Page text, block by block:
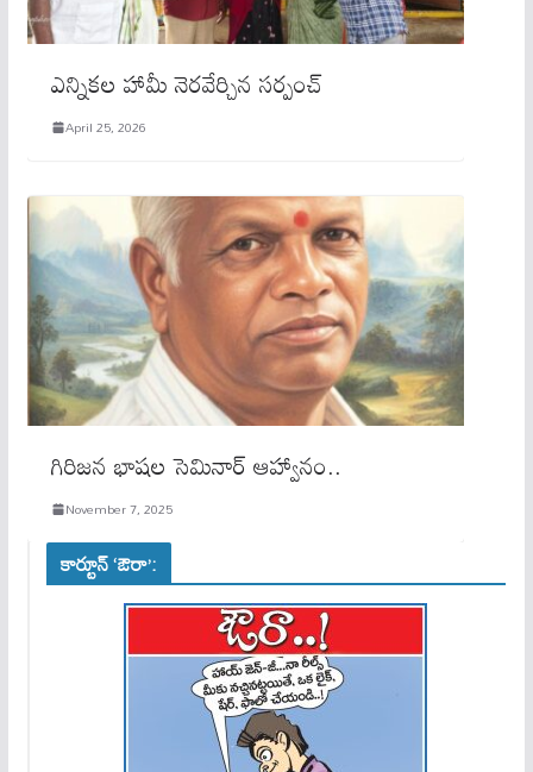
ఎన్నికల హామీ నెరవేర్చిన సర్పంచ్
April 25, 2026
గిరిజన భాషల సెమినార్ ఆహ్వానం..
November 7, 2025
కార్టూన్ ‘ఔరా’: